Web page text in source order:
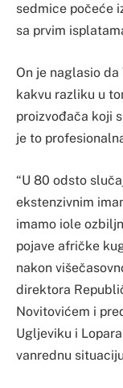
sedmice počeće
sa prvim
On je naglasio
kakvu razliku u
proizvođača koji
je to
“U 80 odsto
ekstenzivnim
imamo iole
pojave afričke
nakon
direktora
Novitovićem i
Ugljeviku i
vanrednu